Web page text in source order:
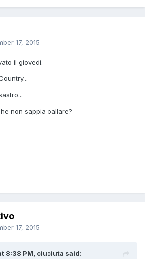
17, 2015
il giovedì.
non sappia ballare?
17, 2015
8:38 PM, ciuciuta said: